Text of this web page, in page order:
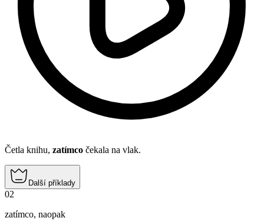
Četla knihu, zatímco čekala na vlak.
Další příklady
02
zatímco, naopak